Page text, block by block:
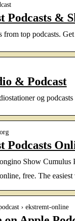
Podcasts &
from top podcasts.
& Podcast
og
Podcasts
Show
free. The
› ekstremt-online